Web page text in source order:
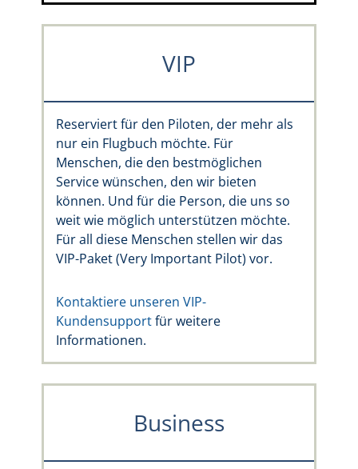
VIP
Reserviert für den Piloten, der mehr als
nur ein Flugbuch möchte. Für
Menschen, die den bestmöglichen
Service wünschen, den wir bieten
können. Und für die Person, die uns so
weit wie möglich unterstützen möchte.
Für all diese Menschen stellen wir das
VIP-Paket (Very Important Pilot) vor.
Kontaktiere unseren VIP-
Kundensupportfür weitere
Informationen.
Business